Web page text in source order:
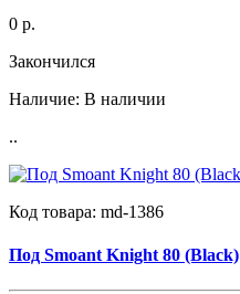
0 р.
Закончился
Наличие: В наличии
..
Код товара: md-1386
Под Smoant Knight 80 (Black)